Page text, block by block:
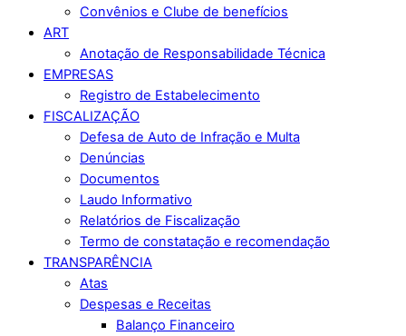
Convênios e Clube de benefícios
ART
Anotação de Responsabilidade Técnica
EMPRESAS
Registro de Estabelecimento
FISCALIZAÇÃO
Defesa de Auto de Infração e Multa
Denúncias
Documentos
Laudo Informativo
Relatórios de Fiscalização
Termo de constatação e recomendação
TRANSPARÊNCIA
Atas
Despesas e Receitas
Balanço Financeiro